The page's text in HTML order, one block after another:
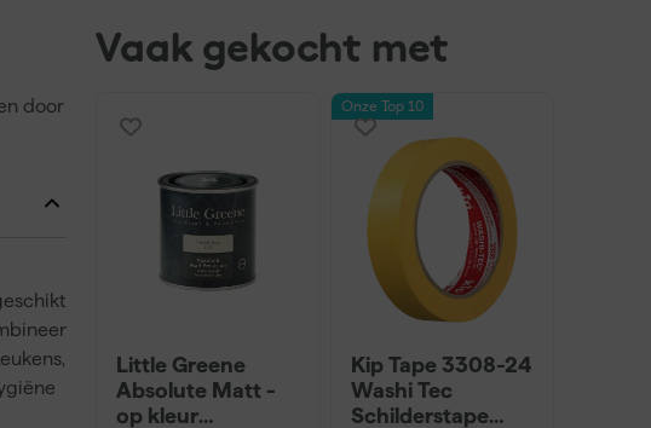
door
Vaak gekocht met
Little Greene
Absolute Matt -
op kleur
Onze Top 10
Kip Tape 3308-24
Washi Tec
Schilderstape